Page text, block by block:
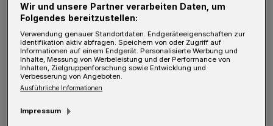
Von Stefan Seitz
M
it der Eröffnung ist voraussichtlich
Wir und unsere Partner verarbeiten Daten, um
Folgendes bereitzustellen:
Verwendung genauer Standortdaten. Endgeräteeigenschaften zur
Identifikation aktiv abfragen. Speichern von oder Zugriff auf
Informationen auf einem Endgerät. Personalisierte Werbung und
Inhalte, Messung von Werbeleistung und der Performance von
Inhalten, Zielgruppenforschung sowie Entwicklung und
Verbesserung von Angeboten.
Ausführliche Informationen
Impressum